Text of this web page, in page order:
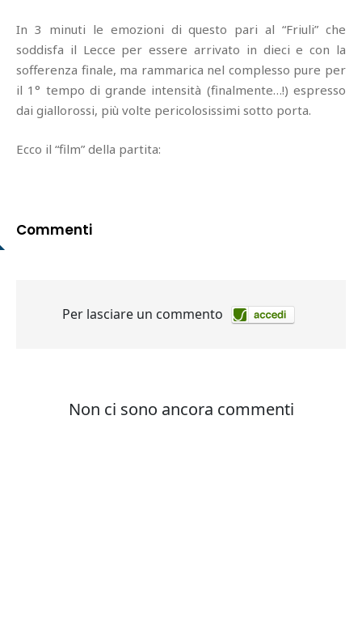
In 3 minuti le emozioni di questo pari al “Friuli” che
soddisfa il Lecce per essere arrivato in dieci e con la
sofferenza finale, ma rammarica nel complesso pure per
il 1° tempo di grande intensità (finalmente…!) espresso
dai giallorossi, più volte pericolosissimi sotto porta.
Ecco il “film” della partita:
Commenti